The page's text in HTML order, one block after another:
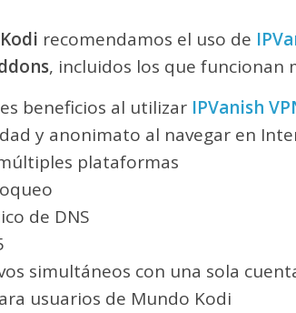
Kodi recomendamos el uso de
, incluidos los que funcionan
beneficios al utilizar IPVanish
y anonimato al navegar en
plataformas
de DNS
simultáneos con una sola
usuarios de Mundo Kodi